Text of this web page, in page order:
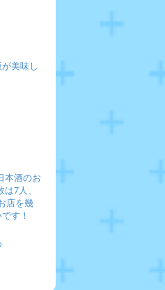
美味し
本酒のお
7人、
店を幾
す！